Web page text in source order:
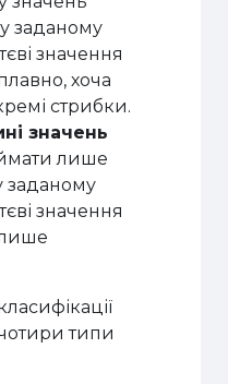
заданому
значення
хоча
стрибки.
значень
лише
заданому
значення
типи